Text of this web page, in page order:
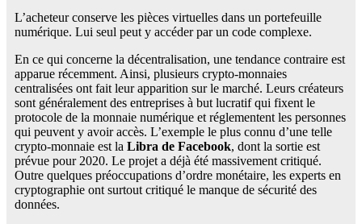
L’acheteur conserve les pièces virtuelles dans un portefeuille
numérique. Lui seul peut y accéder par un code complexe.
En ce qui concerne la décentralisation, une tendance contraire est
apparue récemment. Ainsi, plusieurs crypto-monnaies
centralisées ont fait leur apparition sur le marché. Leurs créateurs
sont généralement des entreprises à but lucratif qui fixent le
protocole de la monnaie numérique et réglementent les personnes
qui peuvent y avoir accès. L’exemple le plus connu d’une telle
crypto-monnaie est la Libra de Facebook, dont la sortie est
prévue pour 2020. Le projet a déjà été massivement critiqué.
Outre quelques préoccupations d’ordre monétaire, les experts en
cryptographie ont surtout critiqué le manque de sécurité des
données.